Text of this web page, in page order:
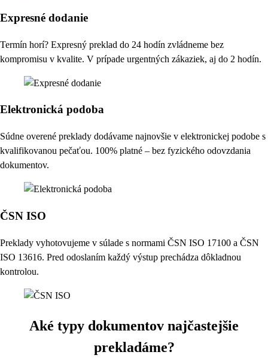
Expresné dodanie
Termín horí? Expresný preklad do 24 hodín zvládneme bez
kompromisu v kvalite. V prípade urgentných zákaziek, aj do 2 hodín.
Elektronická podoba
Súdne overené preklady dodávame najnovšie v elektronickej podobe s
kvalifikovanou pečaťou. 100% platné – bez fyzického odovzdania
dokumentov.
ČSN ISO
Preklady vyhotovujeme v súlade s normami ČSN ISO 17100 a ČSN
ISO 13616. Pred odoslaním každý výstup prechádza dôkladnou
kontrolou.
Aké typy dokumentov najčastejšie
prekladáme?